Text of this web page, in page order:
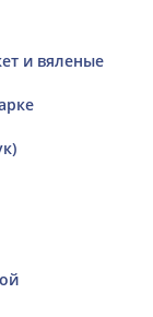
и вяленые